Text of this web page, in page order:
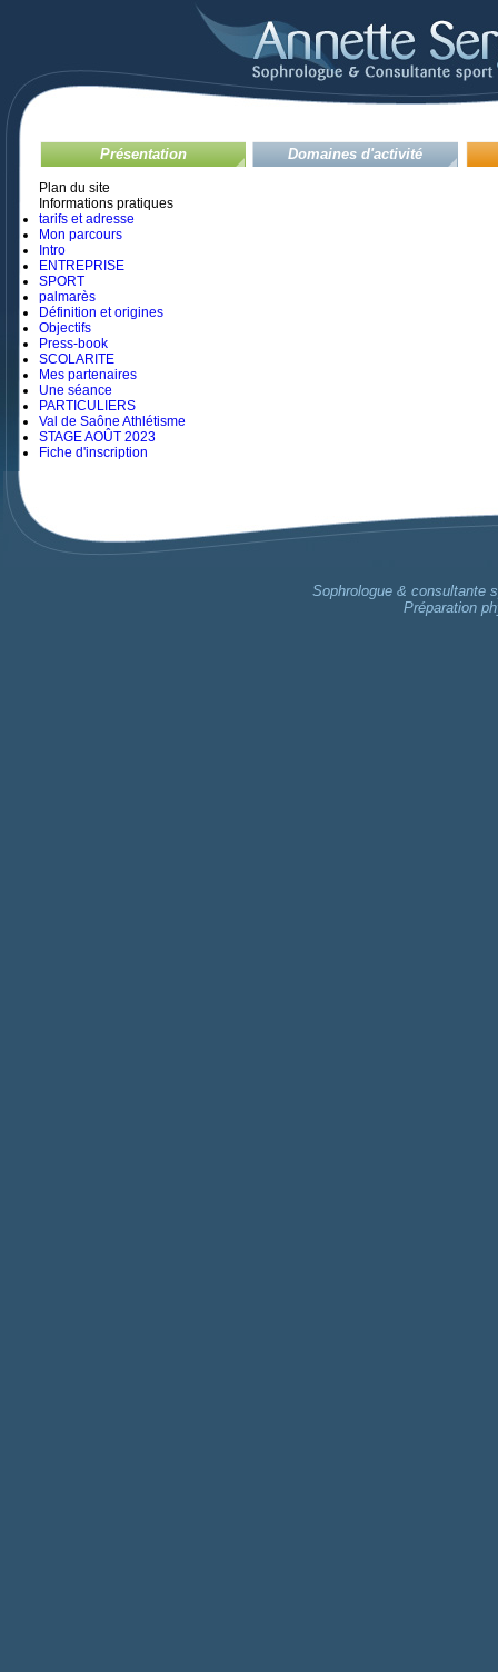
Présentation Domaines d'activité
Plan du site
Informations pratiques
tarifs et adresse
Mon parcours
Intro
ENTREPRISE
SPORT
palmarès
Définition et origines
Objectifs
Press-book
SCOLARITE
Mes partenaires
Une séance
PARTICULIERS
Val de Saône Athlétisme
STAGE AOÛT 2023
Fiche d'inscription
Sophrologue & consultante
Préparation